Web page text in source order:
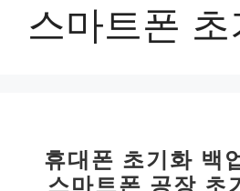
스마트폰
휴대폰 초기화 백
스마트폰 공장 초